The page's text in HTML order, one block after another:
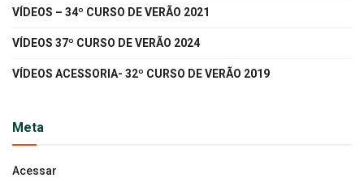
VÍDEOS – 34º CURSO DE VERÃO 2021
VÍDEOS 37º CURSO DE VERÃO 2024
VÍDEOS ACESSORIA- 32º CURSO DE VERÃO 2019
Meta
Acessar